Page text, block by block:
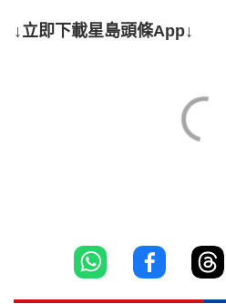
↓立即下載星島頭條App↓